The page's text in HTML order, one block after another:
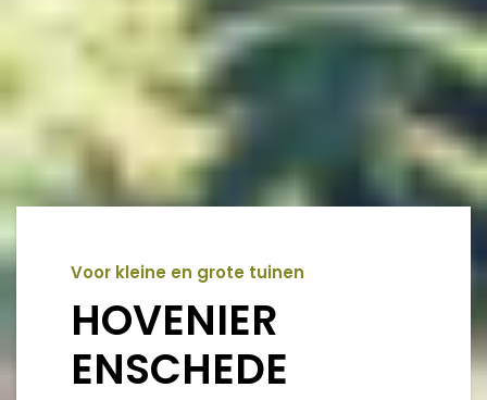
Voor kleine en grote tuinen
HOVENIER
ENSCHEDE